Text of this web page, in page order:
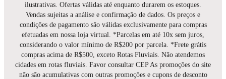
ilustrativas. Ofertas válidas até enquanto durarem os estoques.
Vendas sujeitas a análise e confirmação de dados. Os preços e
condições de pagamento são válidas exclusivamente para compras
efetuadas em nossa loja virtual. *Parcelas em até 10x sem juros,
considerando o valor mínimo de R$200 por parcela. *Frete grátis
compras acima de R$500, exceto Rotas Fluviais. Não atendemos
cidades em rotas fluviais. Favor consultar CEP As promoções do site
não são acumulativas com outras promoções e cupons de desconto